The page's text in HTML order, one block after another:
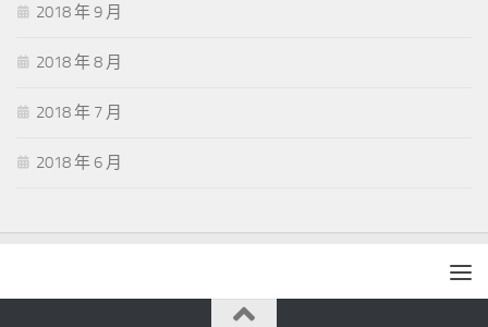
2018 年 9 月
2018 年 8 月
2018 年 7 月
2018 年 6 月